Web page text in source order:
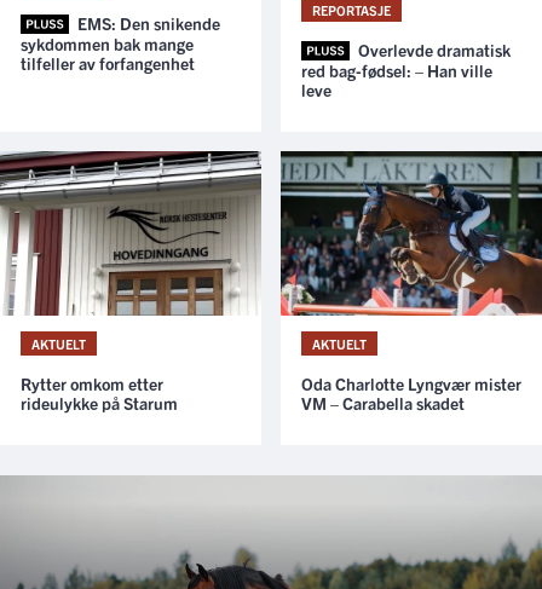
EMS: Den snikende
sykdommen bak mange
tilfeller av forfangenhet
REPORTASJE
Overlevde dramatisk
red bag-fødsel: – Han ville
leve
AKTUELT
Rytter omkom etter
rideulykke på Starum
AKTUELT
Oda Charlotte Lyngvær mister
VM – Carabella skadet